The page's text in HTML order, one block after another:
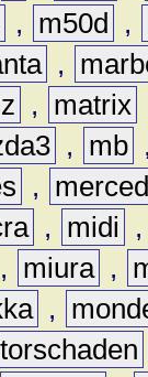
, m50d ,
,
, matrix
, mb
,
, midi
, miura ,
,